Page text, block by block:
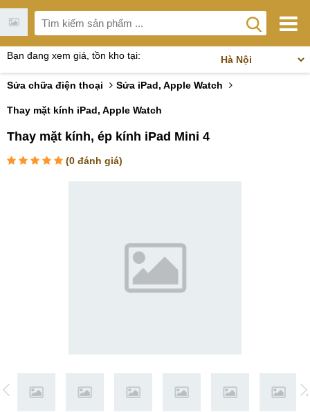
Bạn đang xem giá, tồn kho tại:
Sửa chữa điện thoại Sửa iPad, Apple Watch
Thay mặt kính iPad, Apple Watch
Thay mặt kính, ép kính iPad Mini 4
(0 đánh giá)